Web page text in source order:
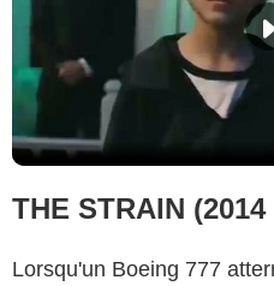
THE STRAIN (2014
Lorsqu'un Boeing 777